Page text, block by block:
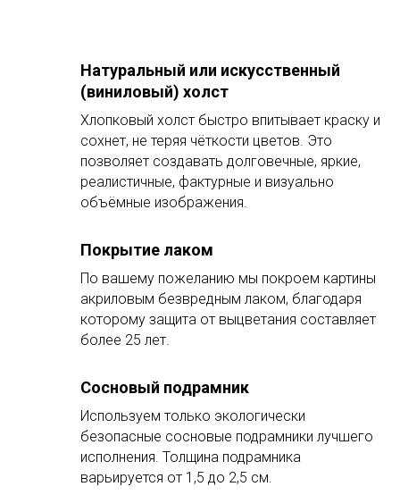
Натуральный или искусственный
(виниловый) холст
Хлопковый холст быстро впитывает краску и
сохнет, не теряя чёткости цветов. Это
позволяет создавать долговечные, яркие,
реалистичные, фактурные и визуально
объёмные изображения.
Покрытие лаком
По вашему пожеланию мы покроем картины
акриловым безвредным лаком, благодаря
которому защита от выцветания составляет
более 25 лет.
Сосновый подрамник
Используем только экологически
безопасные сосновые подрамники лучшего
исполнения. Толщина подрамника
варьируется от 1,5 до 2,5 см.